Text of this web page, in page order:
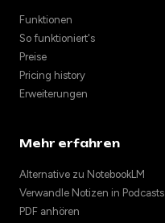
Funktionen
So funktioniert's
Preise
Pricing history
Erweiterungen
Mehr erfahren
Alternative zu NotebookLM
Verwandle Notizen in Podcasts
PDF anhören